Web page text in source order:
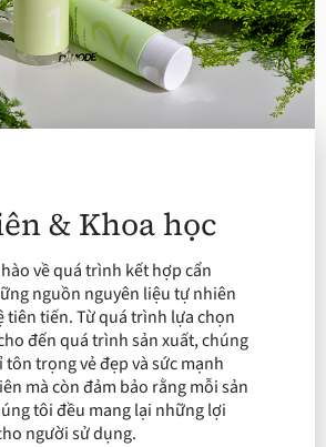
& Khoa học
về quá trình kết hợp cẩn
nguồn nguyên liệu tự nhiên
tiên tiến. Từ quá trình lựa chọn
đến quá trình sản xuất, chúng
trọng vẻ đẹp và sức mạnh
mà còn đảm bảo rằng mỗi sản
tôi đều mang lại những lợi
người sử dụng.